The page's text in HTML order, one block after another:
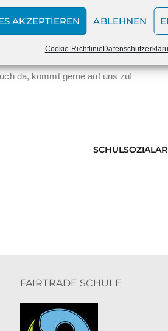
AKZEPTIEREN ABLEHNEN
Cookie-Richtlinie
die neugewählte
Schülersprecherinnen Franziska
und Anregungen aus der
da, kommt gerne auf uns zu!
FAIRTRADE SCHULE